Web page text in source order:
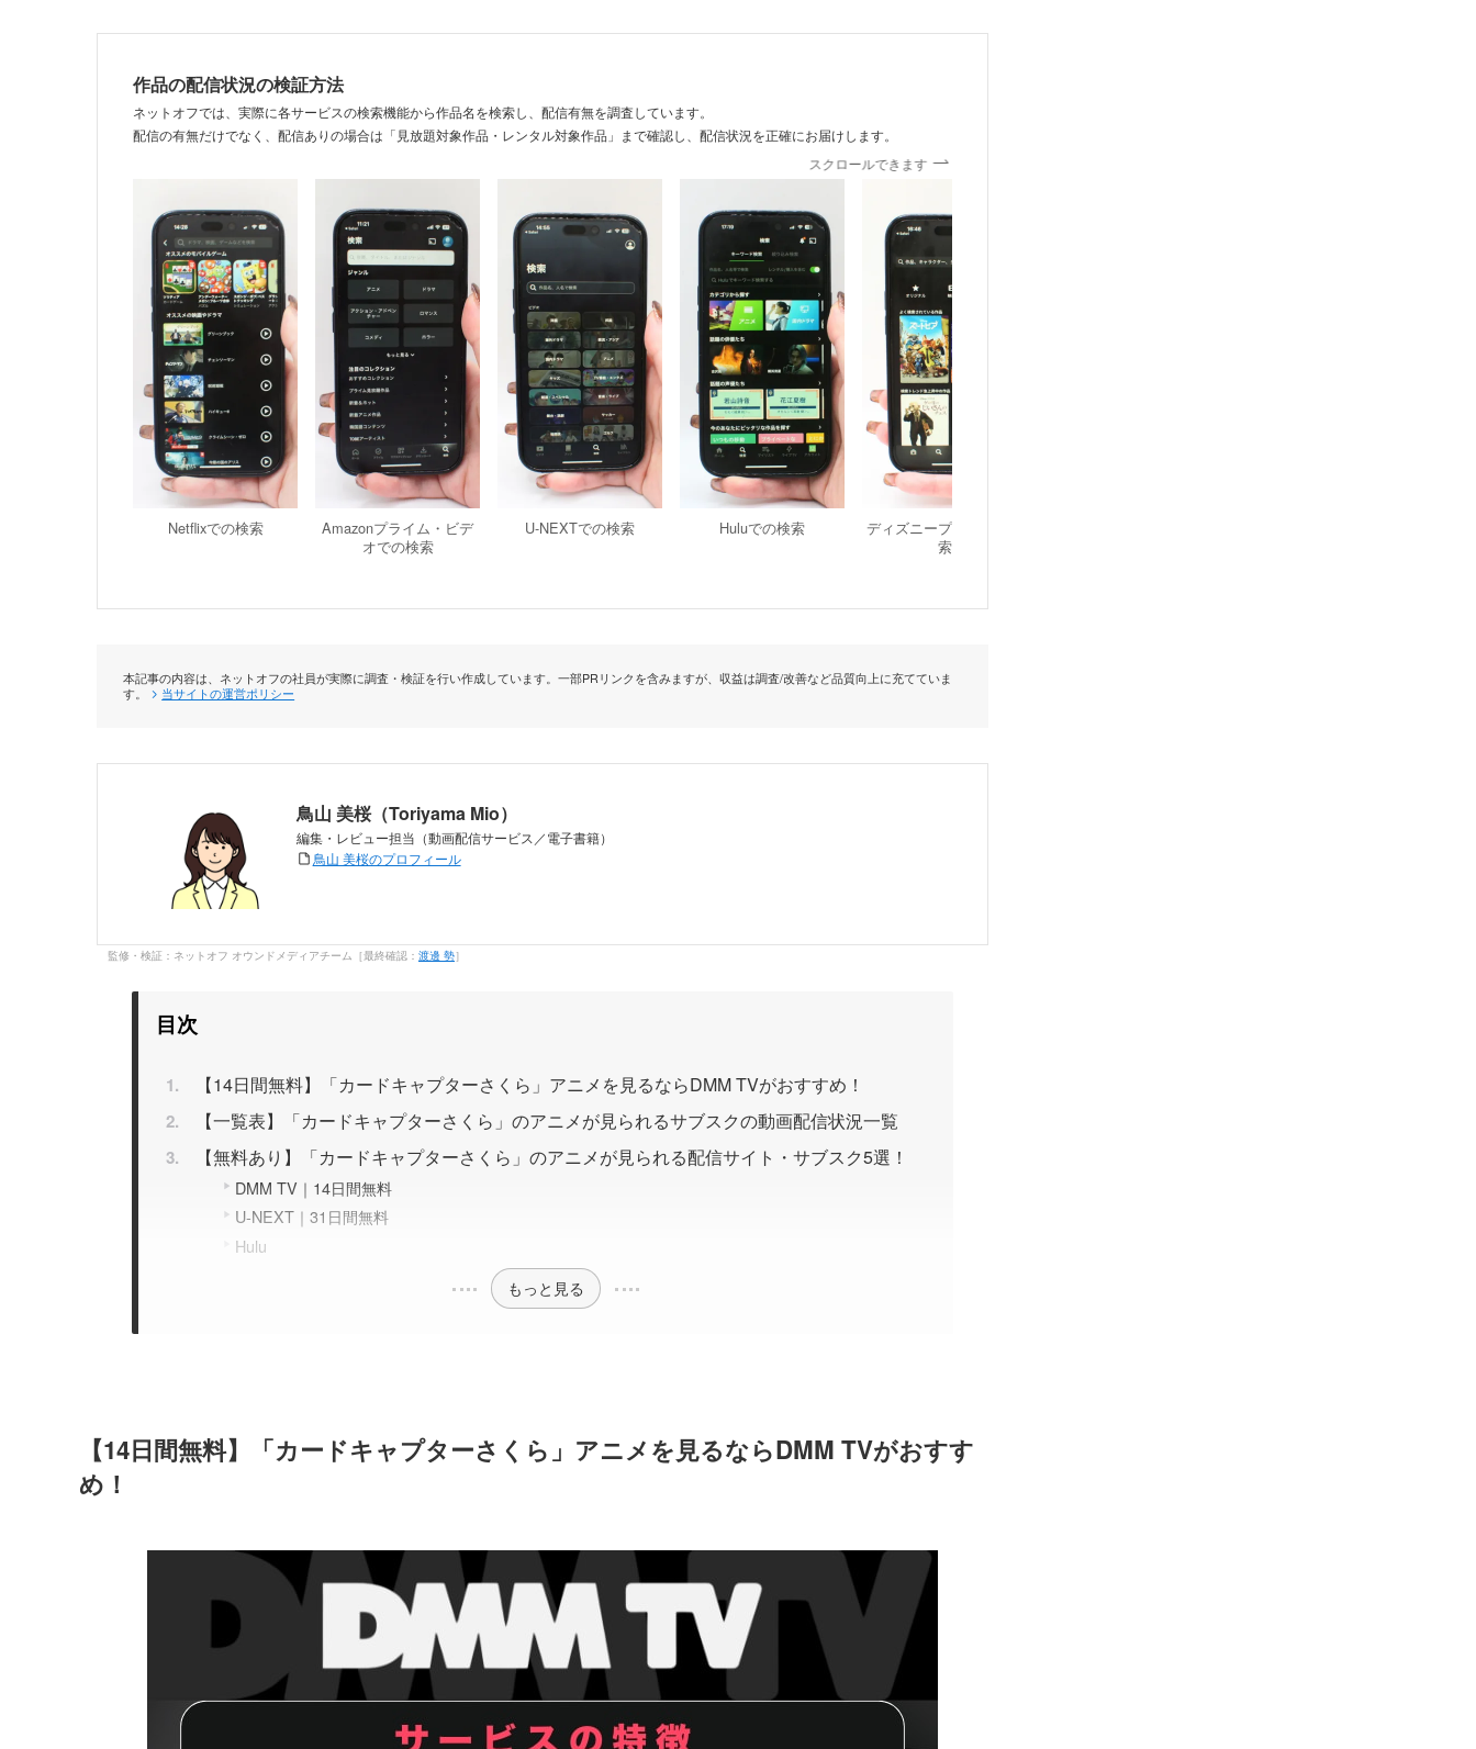
作品の配信状況の検証方法
ネットオフでは、実際に各サービスの検索機能から作品名を検索し、配信有無を調査しています。
配信の有無だけでなく、配信ありの場合は「見放題対象作品・レンタル対象作品」まで確認し、配信状況を正確にお届けします。
スクロールできます
Netflixでの検索
Amazonプライム・ビデ
オでの検索
U-NEXTでの検索 Huluでの検索
ディズニープラスでの検
索
本記事の内容は、ネットオフの社員が実際に調査・検証を行い作成しています。一部PRリンクを含みますが、収益は調査/改善など品質向上に充てていま
す。
当サイトの運営ポリシー
鳥山 美桜（Toriyama Mio）
編集・レビュー担当（動画配信サービス／電子書籍）
鳥山 美桜のプロフィール
監修・検証：ネットオフ オウンドメディアチーム［最終確認： 渡邊 勢］
目次
【14日間無料】「カードキャプターさくら」アニメを見るならDMM TVがおすすめ！
【一覧表】「カードキャプターさくら」のアニメが見られるサブスクの動画配信状況一覧
【無料あり】「カードキャプターさくら」のアニメが見られる配信サイト・サブスク5選！
DMM TV｜14日間無料
U-NEXT｜31日間無料
Hulu
もっと見る
【14日間無料】「カードキャプターさくら」アニメを見るならDMM TVがおすす
め！